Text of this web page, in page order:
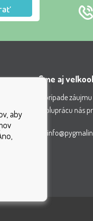
Sme aj
V prípade
spoluprácu nás
aby